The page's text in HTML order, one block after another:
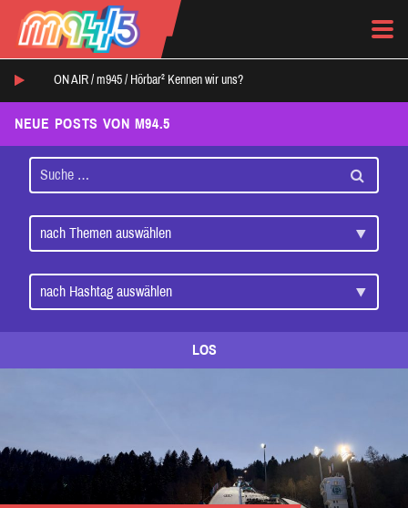
ON AIR / m945 / Hörbar² Kennen wir uns?
NEUE POSTS VON M94.5
LOS